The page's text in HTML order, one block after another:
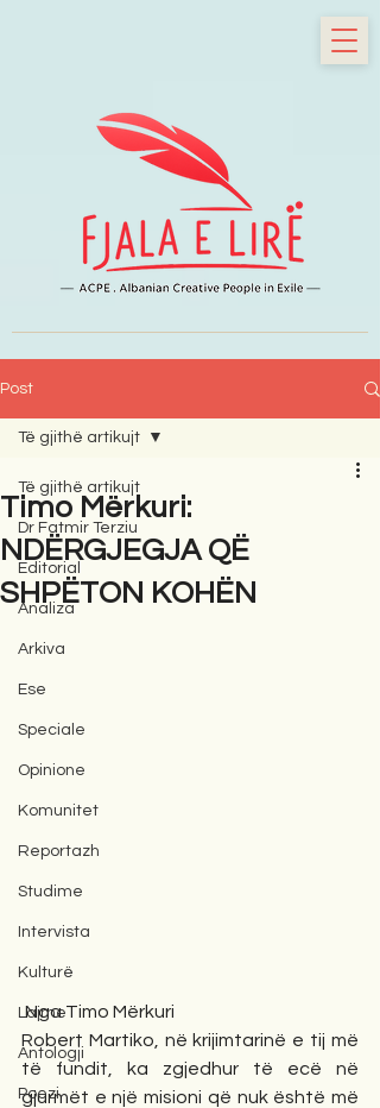
Post
Të gjithë artikujt
Dr Fatmir Terziu
Editorial
Analiza
Arkiva
Ese
Speciale
Opinione
Komunitet
Reportazh
Studime
Intervista
Kulturë
Lajme
Antologji
Poezi
Të gjithë artikujt
Timo Mërkuri:
NDËRGJEGJA QË
SHPËTON KOHËN
Nga Timo Mërkuri
Robert Martiko, në krijimtarinë e tij më
të fundit, ka zgjedhur të ecë në
gjurmët e një misioni që nuk është më